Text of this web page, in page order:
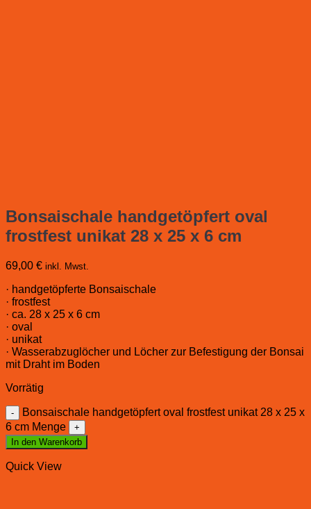
Bonsaischale handgetöpfert oval
frostfest unikat 28 x 25 x 6 cm
69,00 € inkl. Mwst.
· handgetöpferte Bonsaischale
· frostfest
· ca. 28 x 25 x 6 cm
· oval
· unikat
· Wasserabzuglöcher und Löcher zur Befestigung der Bonsai
mit Draht im Boden
Vorrätig
Bonsaischale handgetöpfert oval frostfest unikat 28 x 25 x
6 cm Menge
In den Warenkorb
Quick View